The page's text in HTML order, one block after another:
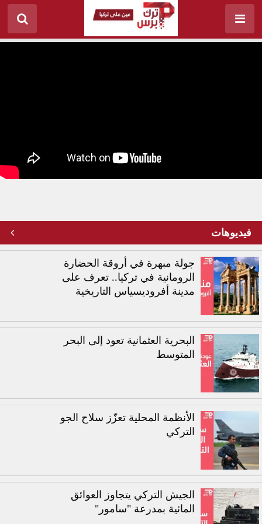
الصناعات الدفاعية التركية: بسواعِد أبنائنا نرتقي
فيديوهات
جولة مبهرة في أروقة الحضارة
الرومانية في تركيا.. تعرف على
مدينة أفروديسياس التاريخية
البحرية العثمانية تعود إلى البحر
المتوسط
الأنظمة المحلية تعزّز سلاح الجو
التركي
الجيش التركي يتجاوز العوائق
المائية بمدرعة "سامور"